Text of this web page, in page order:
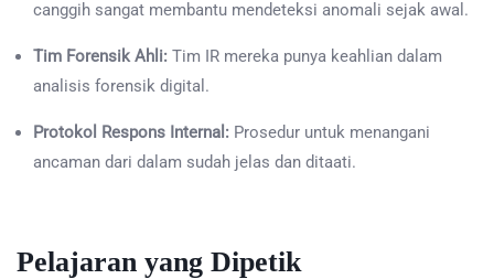
canggih sangat membantu mendeteksi anomali sejak awal.
Tim Forensik Ahli: Tim IR mereka punya keahlian dalam
analisis forensik digital.
Protokol Respons Internal: Prosedur untuk menangani
ancaman dari dalam sudah jelas dan ditaati.
Pelajaran yang Dipetik